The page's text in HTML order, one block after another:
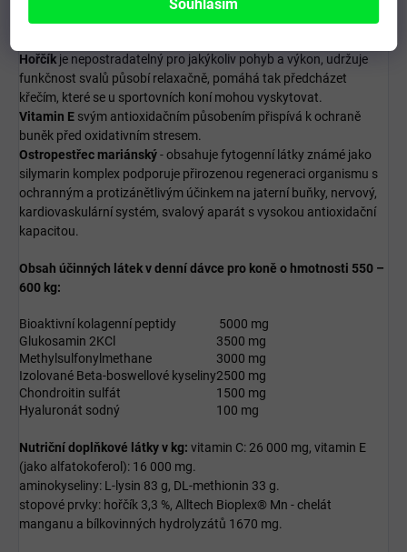
Souhlasím
Vitamin Cpřispívá k tvorbě kolagenu, ochraně buněk před
Hořčík je nepostradatelný pro jakýkoliv pohyb a výkon, udržuje
funkčnost svalů působí relaxačně, pomáhá tak předcházet
křečím, které se u sportovních koní mohou vyskytovat.
Vitamin E svým antioxidačním působením přispívá k ochraně
buněk před oxidativním stresem.
Ostropestřec mariánský- obsahuje fytogenní látky známé jako
silymarin komplex podporuje přirozenou regeneraci organismu s
ochranným a protizánětlivým účinkem na jaterní buňky, nervový,
kardiovaskulární systém, svalový aparát s vysokou antioxidační
kapacitou.
Obsah účinných látek v denní dávce pro koně o hmotnosti 550 –
600 kg:
Bioaktivní kolagenní peptidy
5000 mg
Glukosamin 2KCl
3500 mg
Methylsulfonylmethane
3000 mg
Izolované Beta-boswellové kyseliny2500 mg
Chondroitin sulfát
1500 mg
Hyaluronát sodný
100 mg
Nutriční doplňkové látky v kg: vitamin C: 26 000 mg, vitamin E
(jako alfatokoferol): 16 000 mg.
aminokyseliny: L-lysin 83 g, DL-methionin 33 g.
stopové prvky: hořčík 3,3 %, Alltech Bioplex® Mn - chelát
manganu a bílkovinných hydrolyzátů 1670 mg.